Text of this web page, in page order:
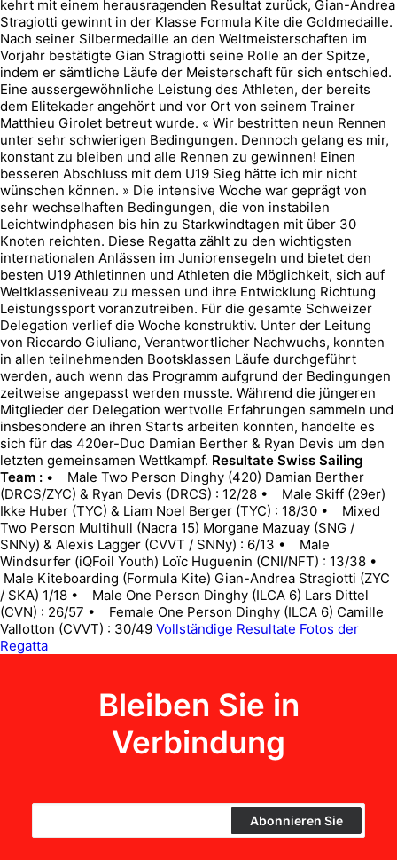
kehrt mit einem herausragenden Resultat zurück, Gian-Andrea
Stragiotti gewinnt in der Klasse Formula Kite die Goldmedaille.
Nach seiner Silbermedaille an den Weltmeisterschaften im
Vorjahr bestätigte Gian Stragiotti seine Rolle an der Spitze,
indem er sämtliche Läufe der Meisterschaft für sich entschied.
Eine aussergewöhnliche Leistung des Athleten, der bereits
dem Elitekader angehört und vor Ort von seinem Trainer
Matthieu Girolet betreut wurde. « Wir bestritten neun Rennen
unter sehr schwierigen Bedingungen. Dennoch gelang es mir,
konstant zu bleiben und alle Rennen zu gewinnen! Einen
besseren Abschluss mit dem U19 Sieg hätte ich mir nicht
wünschen können. » Die intensive Woche war geprägt von
sehr wechselhaften Bedingungen, die von instabilen
Leichtwindphasen bis hin zu Starkwindtagen mit über 30
Knoten reichten. Diese Regatta zählt zu den wichtigsten
internationalen Anlässen im Juniorensegeln und bietet den
besten U19 Athletinnen und Athleten die Möglichkeit, sich auf
Weltklasseniveau zu messen und ihre Entwicklung Richtung
Leistungssport voranzutreiben. Für die gesamte Schweizer
Delegation verlief die Woche konstruktiv. Unter der Leitung
von Riccardo Giuliano, Verantwortlicher Nachwuchs, konnten
in allen teilnehmenden Bootsklassen Läufe durchgeführt
werden, auch wenn das Programm aufgrund der Bedingungen
zeitweise angepasst werden musste. Während die jüngeren
Mitglieder der Delegation wertvolle Erfahrungen sammeln und
insbesondere an ihren Starts arbeiten konnten, handelte es
sich für das 420er-Duo Damian Berther & Ryan Devis um den
letzten gemeinsamen Wettkampf. Resultate Swiss Sailing
Team : • Male Two Person Dinghy (420) Damian Berther
(DRCS/ZYC) & Ryan Devis (DRCS) : 12/28 • Male Skiff (29er)
Ikke Huber (TYC) & Liam Noel Berger (TYC) : 18/30 • Mixed
Two Person Multihull (Nacra 15) Morgane Mazuay (SNG /
SNNy) & Alexis Lagger (CVVT / SNNy) : 6/13 • Male
Windsurfer (iQFoil Youth) Loïc Huguenin (CNI/NFT) : 13/38 •
Male Kiteboarding (Formula Kite) Gian-Andrea Stragiotti (ZYC
/ SKA) 1/18 • Male One Person Dinghy (ILCA 6) Lars Dittel
(CVN) : 26/57 • Female One Person Dinghy (ILCA 6) Camille
Vallotton (CVVT) : 30/49 Vollständige Resultate Fotos der
Regatta
Bleiben Sie in
Verbindung